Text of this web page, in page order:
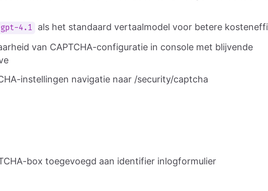
gpt-4.1
als het standaard vertaalmodel voor betere
van CAPTCHA-configuratie in console met blijvende
instellingen navigatie naar /security/captcha
box toegevoegd aan identifier inlogformulier